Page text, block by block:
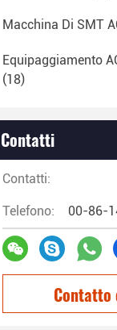
Macchina Di SMT
Equipaggiamento
(18)
Contatti
Contatti:
Telefono: 00-86-
Contatto